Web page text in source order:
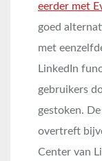
eerder met
goed
met
LinkedIn
gebruikers
gestoken.
overtreft
Center van